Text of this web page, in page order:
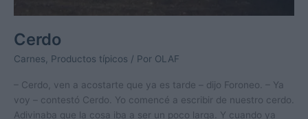
Cerdo
Carnes Productos típicos / Por OLAF
– Cerdo, ven a acostarte que ya es tarde – dijo Foroneo. – Ya
voy – contestó Cerdo. Yo comencé a escribir de nuestro cerdo.
Adivinaba que la cosa iba a ser un poco larga. Y cuando ya